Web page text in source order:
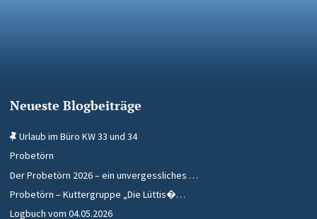
Neueste Blogbeiträge
Urlaub im Büro KW 33 und 34
Probetörn
Der Probetörn 2026 – ein unvergessliches …
Probetörn – Kuttergruppe „Die Lüttis�…
Logbuch vom 04.05.2026